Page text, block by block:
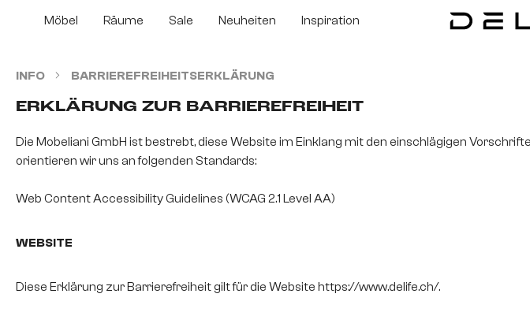
Hauptinhalt springen
Zur Suche springen
Zur Hauptnavigation springen
Möbel Räume Sale Neuheiten Inspiration
INFO BARRIEREFREIHEITSERKLÄRUNG
ERKLÄRUNG ZUR BARRIEREFREIHEIT
Die Mobeliani GmbH ist bestrebt, diese Website im Einklang mit den einschlägigen
orientieren wir uns an folgenden Standards:
Web Content Accessibility Guidelines (WCAG 2.1 Level AA)
WEBSITE
Diese Erklärung zur Barrierefreiheit gilt für die Website https://www.delife.ch/.